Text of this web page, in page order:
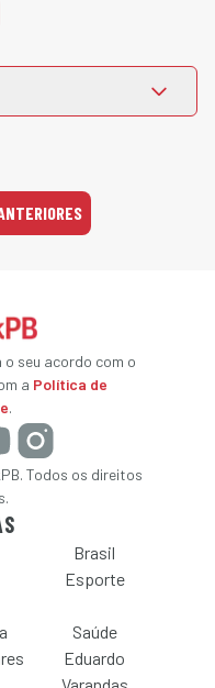
seu acordo com o
a Política de
.
Todos os direitos
Brasil
Esporte
Saúde
Eduardo